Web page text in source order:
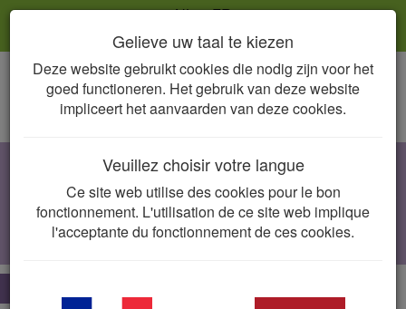
NL FR
Wonden en huidabcessen
Pasteurella multocida, beta-hemolytische
streptokokken,Staphylococcusspp.,
anaëroben (mondflora)
Gelieve uw taal te kiezen
Deze website gebruikt cookies die nodig zijn voor het
goed functioneren. Het gebruik van deze website
impliceert het aanvaarden van deze cookies.
Veuillez choisir votre langue
Ce site web utilise des cookies pour le bon
fonctionnement. L'utilisation de ce site web implique
l'acceptante du fonctionnement de ces cookies.